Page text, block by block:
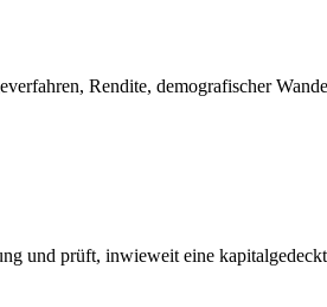
Rendite, demografischer
und prüft, inwieweit eine